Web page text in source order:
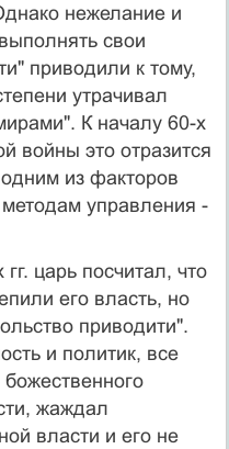
нежелание и
свои
приводили к тому,
утрачивал
К началу 60-х
войны это отразится
из факторов
управления -
царь посчитал, что
его власть, но
приводити".
и политик, все
жаждал
власти и его не